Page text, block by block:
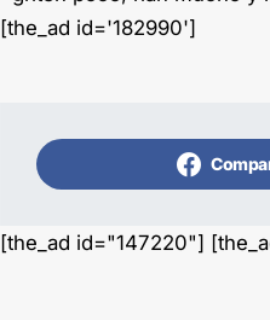
[the_ad id='182990']
[the_ad id="147220"]